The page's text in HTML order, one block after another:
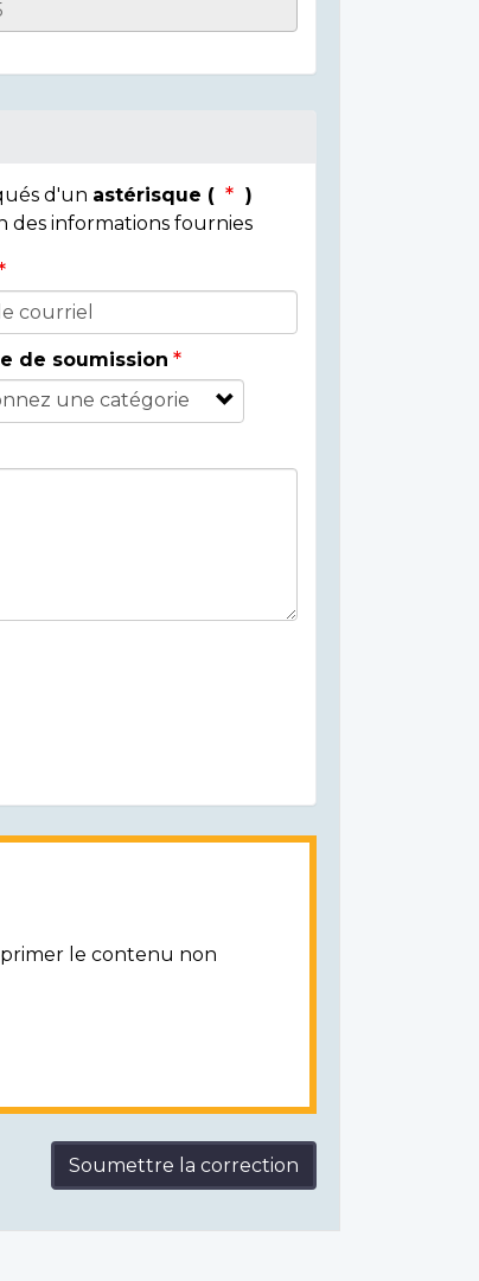
d'un astérisque (
)
des informations fournies
de soumission
le contenu non
Soumettre la correction